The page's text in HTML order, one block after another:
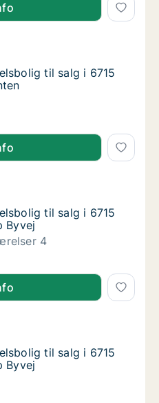
til salg i 6715
salg i 6715 Esbjerg N,
til salg i 6715
til salg i 6715
til salg i 6715
til salg i 6715
salg i 6715 Esbjerg N, Tarp
til salg i 6715
til salg i 6715
Byvej
4
til salg i 6715
til salg i 6715
salg i 6715 Esbjerg N, Tarp
til salg i 6715
til salg i 6715
Byvej
til salg i 6715